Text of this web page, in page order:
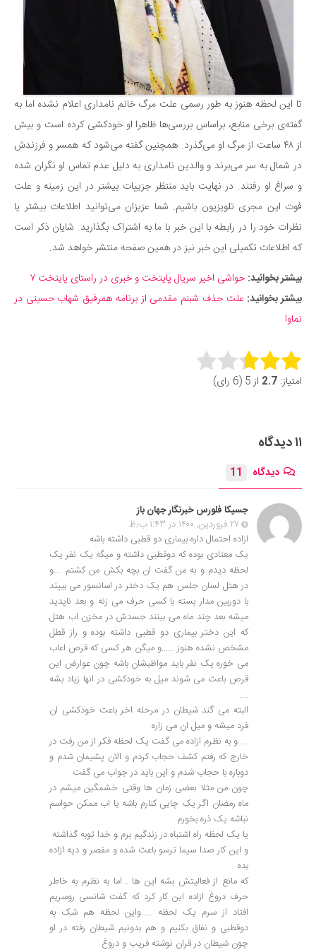
دانستنی‌ها
بازی
طنز
مسابقه
اخبار
تا این لحظه هنوز به طور رسمی علت مرگ خانم نامداری اعلام نشده اما به
گفته‌ی برخی منابع، براساس بررسی‌ها ظاهرا او خودکشی کرده است و بیش
از ۴۸ ساعت از مرگ او می‌گذرد. همچنین گفته می‌شود که همسر و فرزندش
در شمال به سر می‌برند و والدین نامداری به دلیل عدم تماس او نگران شده
و سراغ او رفتند. در نهایت باید منتظر جزییات بیشتر در این زمینه و علت
فوت این مجری تلویزیون باشیم. شما عزیزان می‌توانید اطلاعات بیشتر یا
نظرات خود را در رابطه با این خبر با ما به اشتراک بگذارید. شایان ذکر است
که اطلاعات تکمیلی این خبر نیز در همین صفحه منتشر خواهد شد.
بیشتر بخوانید: حواشی اخیر سریال پایتخت و خبری در راستای پایتخت ۷
بیشتر بخوانید: علت حذف شبنم مقدمی از برنامه همرفیق شهاب حسینی در
نماوا
Rate this item:
امتیاز: 2.7 از 5 (6 رای)
۱۱ دیدگاه
دیدگاه 11
جسیکا فلورس خبرنگار جهان باز
۲۷ فروردین, ۱۴۰۰ در ۱:۴۳ ب٫ظ
ازاده احتمال داره بیماری دو قطبی داشته باشه
یک معتادی بوده که دوقطبی داشته و میگه یک نفر یک
لحظه دیدم و به من گفت ان بچه بکش من کشتم ….و
در هتل لسان جلس هم یک دختر در اسانسور می بییند
با دوربین مدار بسته با کسی حرف می زنه و بعد ناپدید
میشه بعد چند ماه می بینند جسدش در مخزن اب هتل
که این دختر بیماری دو قطبی داشته بوده و راز قطل
مشخص نشده هنوز ……و میگن هر کسی که قرص اعاب
می خوره یک نفر باید مواظبشان باشه چون عوارض این
قرص باعث می شوند میل به خودکشی در انها زیاد بشه
….
البته می گند شیطان در مرحله اخر باعث خودکشی ان
فرد میشه و میل ان می زاره
…..و به نظرم ازاده می گفت یک لحظه فکر از من رفت در
خارج که رفتم کشف حجاب کردم و الان پشیمان شدم و
دوباره با حجاب شدم و این باید در جواب می گفت
چون من مثلا بعضی زمان ها وقتی خشمگین میشم در
ماه رمضان اگر یک چایی کنارم باشه یا اب ممکن حواسم
نباشه یک ذره بخورم
یا یک لحظه راه اشتباه در زندگیم برم و خدا توبه گذاشته
و این کار صدا سیما ترسو باعث شده و مقصر و دیه ازاده
بده
که مانع از فعالیتش بشه این ها …اما به نظرم به خاطر
حرف دروغ ازاده این کار کرد که گفت شانسی روسریم
افتاد از سرم یک لحظه …..واین لحظه هم شک به
دوقطبی و نفاق بکنیم و هم بدونیم شیطان رفته در او
چون شیطان در قران نوشته فریب و دروغ